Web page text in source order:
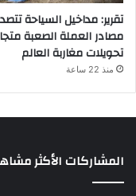
تقرير: مداخيل السياحة
مصادر العملة الصعبة
تحويلات مغاربة العالم
منذ 22 ساعة
المشاركات الأكثر